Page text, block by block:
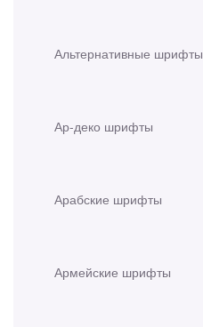
Альтернативные шрифты
Ар-деко шрифты
Арабские шрифты
Армейские шрифты